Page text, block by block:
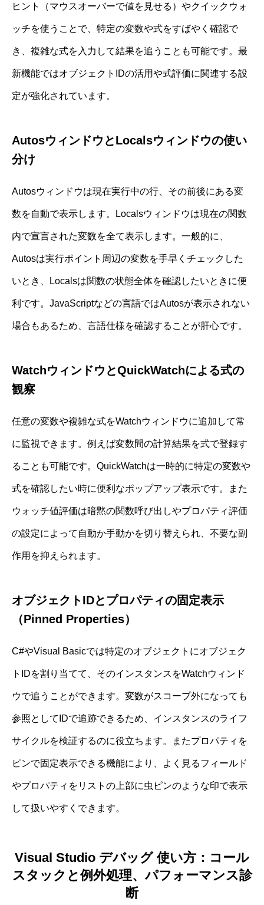
ヒント（マウスオーバーで値を見せる）やクイックウォ
ッチを使うことで、特定の変数や式をすばやく確認で
き、複雑な式を入力して結果を追うことも可能です。最
新機能ではオブジェクトIDの活用や式評価に関連する設
定が強化されています。
AutosウィンドウとLocalsウィンドウの使い
分け
Autosウィンドウは現在実行中の行、その前後にある変
数を自動で表示します。Localsウィンドウは現在の関数
内で宣言された変数を全て表示します。一般的に、
Autosは実行ポイント周辺の変数を手早くチェックした
いとき、Localsは関数の状態全体を確認したいときに便
利です。JavaScriptなどの言語ではAutosが表示されない
場合もあるため、言語仕様を確認することが肝心です。
WatchウィンドウとQuickWatchによる式の
観察
任意の変数や複雑な式をWatchウィンドウに追加して常
に監視できます。例えば変数間の計算結果を式で登録す
ることも可能です。QuickWatchは一時的に特定の変数や
式を確認したい時に便利なポップアップ表示です。また
ウォッチ値評価は暗黙の関数呼び出しやプロパティ評価
の設定によって自動か手動かを切り替えられ、不要な副
作用を抑えられます。
オブジェクトIDとプロパティの固定表示
（Pinned Properties）
C#やVisual Basicでは特定のオブジェクトにオブジェク
トIDを割り当てて、そのインスタンスをWatchウィンド
ウで追うことができます。変数がスコープ外になっても
参照としてIDで追跡できるため、インスタンスのライフ
サイクルを検証するのに役立ちます。またプロパティを
ピンで固定表示できる機能により、よく見るフィールド
やプロパティをリストの上部に虫ピンのような印で表示
して扱いやすくできます。
Visual Studio デバッグ 使い方：コール
スタックと例外処理、パフォーマンス診
断